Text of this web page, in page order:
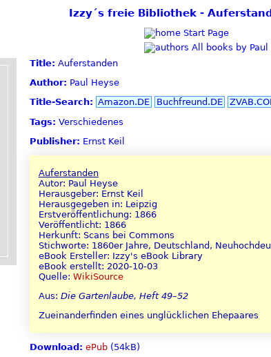
Izzy´s freie Bibliothek -
Start Page
All books by Paul
Title: Auferstanden
Author: Paul Heyse
Title-Search: Amazon.DE Buchfreund.DE
Tags: Verschiedenes
Publisher: Ernst Keil
Auferstanden
Autor: Paul Heyse
Herausgeber: Ernst Keil
Herausgegeben in: Leipzig
Erstveröffentlichung: 1866
Veröffentlicht: 1866
Herkunft: Scans bei Commons
Stichworte: 1860er Jahre, Deutschland,
eBook Ersteller: Izzy's eBook Library
eBook erstellt: 2020-10-03
Quelle: WikiSource
Aus: Die Gartenlaube, Heft 49–52
Zueinanderfinden eines unglücklichen Ehepaares
Download: ePub(54kB)